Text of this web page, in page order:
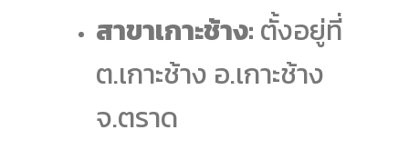
สาขาเกาะช้าง: ตั้งอยู่ที่
ต.เกาะช้าง อ.เกาะช้าง
จ.ตราด